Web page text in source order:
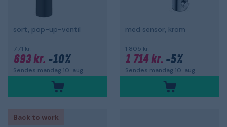
sort, pop-up-ventil
771 kr.
693 kr. -10%
Sendes mandag 10. aug.
med sensor, krom
1 805 kr.
1 714 kr. -5%
Sendes mandag 10. aug.
Back to work